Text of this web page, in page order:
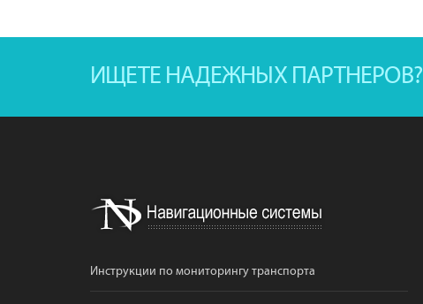
ИЩЕТЕ НАДЕЖНЫХ ПАРТНЕРОВ?
Инструкции по мониторингу транспорта